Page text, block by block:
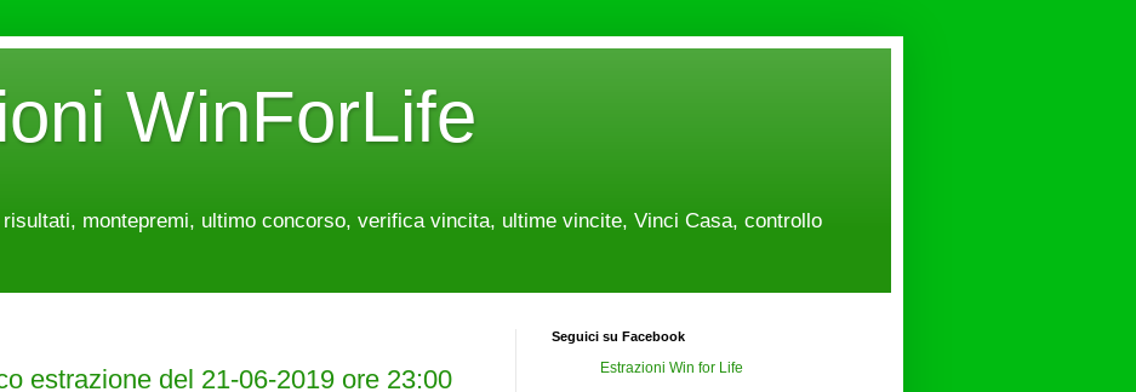
WinForLife
montepremi, ultimo concorso, verifica vincita, ultime vincite, Vinci Casa, controllo
estrazione del 21-06-2019 ore 23:00
Seguici su Facebook
Estrazioni Win for Life